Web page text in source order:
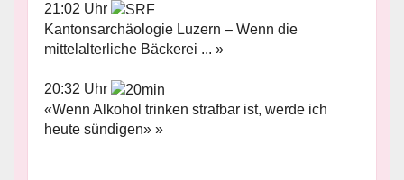
21:02 Uhr
Kantonsarchäologie Luzern – Wenn die
mittelalterliche Bäckerei ... »
20:32 Uhr
«Wenn Alkohol trinken strafbar ist, werde ich
heute sündigen» »